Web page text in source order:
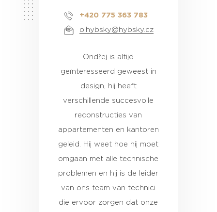
+420 775 363 783
o.hybsky@hybsky.cz
Ondřej is altijd
geïnteresseerd geweest in
design, hij heeft
verschillende succesvolle
reconstructies van
appartementen en kantoren
geleid. Hij weet hoe hij moet
omgaan met alle technische
problemen en hij is de leider
van ons team van technici
die ervoor zorgen dat onze